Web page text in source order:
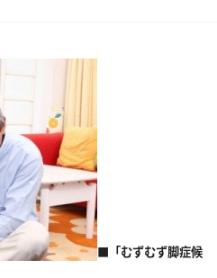
■「むずむず脚症候